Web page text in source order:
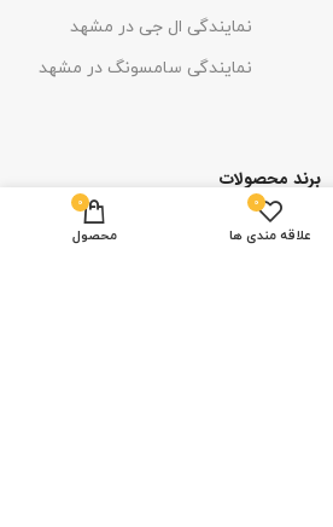
نمایندگی ال جی در مشهد
نمایندگی سامسونگ در مشهد
برند محصولات
0
علاقه مندی ها
0
محصول